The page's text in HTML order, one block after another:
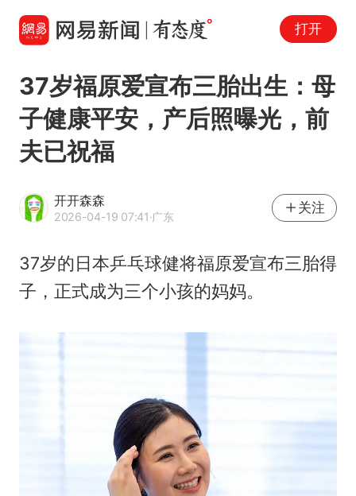
打开
37岁福原爱宣布三胎出生：母
子健康平安，产后照曝光，前
夫已祝福
开开森森
2026-04-19 07:41·广东
关注
37岁的日本乒乓球健将福原爱宣布三胎得
子，正式成为三个小孩的妈妈。